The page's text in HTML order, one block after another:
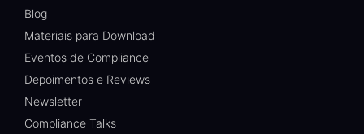
Blog
Materiais para Download
Eventos de Compliance
Depoimentos e Reviews
Newsletter
Compliance Talks